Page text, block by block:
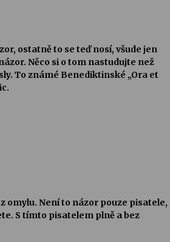
ostatně to se teď nosí, všude jen
Něco si o tom nastudujte než
To známé Benediktinské „Ora et
omylu. Není to názor pouze pisatele,
S tímto pisatelem plně a bez